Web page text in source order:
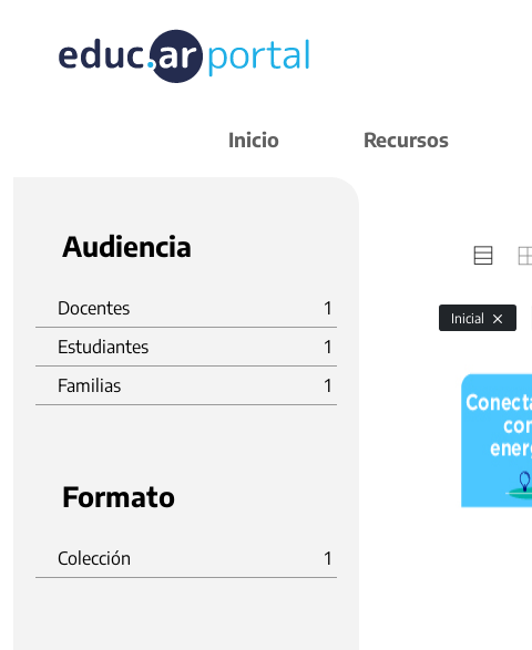
Inicio Recursos
Audiencia
Docentes
1
Estudiantes
1
Familias
1
Formato
Colección 1
Inicial